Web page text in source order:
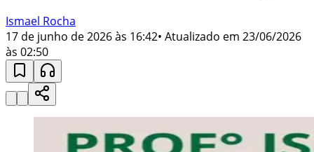
Ismael Rocha
17 de junho de 2026 às 16:42• Atualizado em 23/06/2026
às 02:50